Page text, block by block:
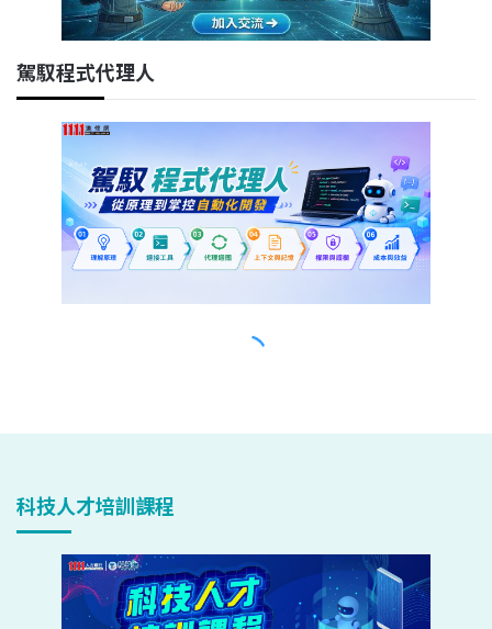
科技人才培訓課程